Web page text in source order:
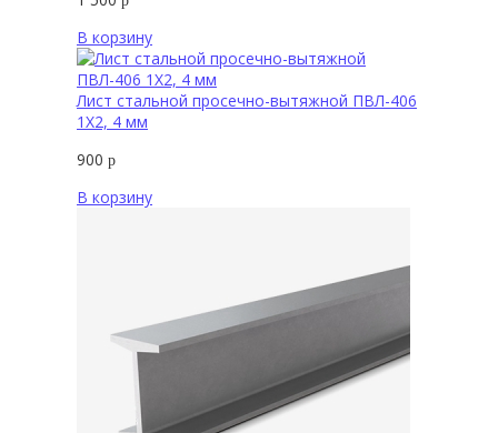
В корзину
Лист стальной просечно-вытяжной ПВЛ-406
1Х2, 4 мм
900 р
В корзину